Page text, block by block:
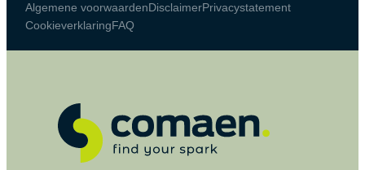
Algemene voorwaardenDisclaimerPrivacystatement
CookieverklaringFAQ